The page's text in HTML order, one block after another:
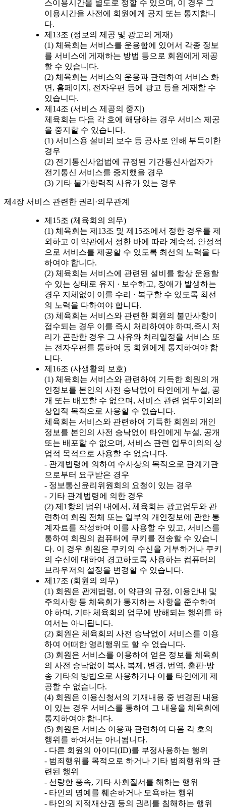
스이용시간을 별도로 정할 수 있으며, 이 경우 그
이용시간을 사전에 회원에게 공지 또는 통지합니
다.
제13조 (정보의 제공 및 광고의 게재)
(1) 체육회는 서비스를 운용함에 있어서 각종 정보
를 서비스에 게재하는 방법 등으로 회원에게 제공
할 수 있습니다.
(2) 체육회는 서비스의 운용과 관련하여 서비스 화
면, 홈페이지, 전자우편 등에 광고 등을 게재할 수
있습니다.
제14조 (서비스 제공의 중지)
체육회는 다음 각 호에 해당하는 경우 서비스 제공
을 중지할 수 있습니다.
(1) 서비스용 설비의 보수 등 공사로 인해 부득이한
경우
(2) 전기통신사업법에 규정된 기간통신사업자가
전기통신 서비스를 중지했을 경우
(3) 기타 불가항력적 사유가 있는 경우
제4장 서비스 관련한 권리·의무관계
제15조 (체육회의 의무)
(1) 체육회는 제13조 및 제15조에서 정한 경우를 제
외하고 이 약관에서 정한 바에 따라 계속적, 안정적
으로 서비스를 제공할 수 있도록 최선의 노력을 다
하여야 합니다.
(2) 체육회는 서비스에 관련된 설비를 항상 운용할
수 있는 상태로 유지 · 보수하고, 장애가 발생하는
경우 지체없이 이를 수리 · 복구할 수 있도록 최선
의 노력을 다하여야 합니다.
(3) 체육회는 서비스와 관련한 회원의 불만사항이
접수되는 경우 이를 즉시 처리하여야 하며,즉시 처
리가 곤란한 경우 그 사유와 처리일정을 서비스 또
는 전자우편를 통하여 동 회원에게 통지하여야 합
니다.
제16조 (사생활의 보호)
(1) 체육회는 서비스와 관련하여 기득한 회원의 개
인정보를 본인의 사전 승낙없이 타인에게 누설, 공
개 또는 배포할 수 없으며, 서비스 관련 업무이외의
상업적 목적으로 사용할 수 없습니다.
체육회는 서비스와 관련하여 기득한 회원의 개인
정보를 본인의 사전 승낙없이 타인에게 누설, 공개
또는 배포할 수 없으며, 서비스 관련 업무이외의 상
업적 목적으로 사용할 수 없습니다.
- 관계법령에 의하여 수사상의 목적으로 관계기관
으로부터 요구받은 경우
- 정보통신윤리위원회의 요청이 있는 경우
- 기타 관계법령에 의한 경우
(2) 제1항의 범위 내에서, 체육회는 광고업무와 관
련하여 회원 전체 또는 일부의 개인정보에 관한 통
계자료를 작성하여 이를 사용할 수 있고, 서비스를
통하여 회원의 컴퓨터에 쿠키를 전송할 수 있습니
다. 이 경우 회원은 쿠키의 수신을 거부하거나 쿠키
의 수신에 대하여 경고하도록 사용하는 컴퓨터의
브라우저의 설정을 변경할 수 있습니다.
제17조 (회원의 의무)
(1) 회원은 관계법령, 이 약관의 규정, 이용안내 및
주의사항 등 체육회가 통지하는 사항을 준수하여
야 하며, 기타 체육회의 업무에 방해되는 행위를 하
여서는 아니됩니다.
(2) 회원은 체육회의 사전 승낙없이 서비스를 이용
하여 어떠한 영리행위도 할 수 없습니다.
(3) 회원은 서비스를 이용하여 얻은 정보를 체육회
의 사전 승낙없이 복사, 복제, 변경, 번역, 출판·방
송 기타의 방법으로 사용하거나 이를 타인에게 제
공할 수 없습니다.
(4) 회원은 이용신청서의 기재내용 중 변경된 내용
이 있는 경우 서비스를 통하여 그 내용을 체육회에
통지하여야 합니다.
(5) 회원은 서비스 이용과 관련하여 다음 각 호의
행위를 하여서는 아니됩니다.
- 다른 회원의 아이디(ID)를 부정사용하는 행위
- 범죄행위를 목적으로 하거나 기타 범죄행위와 관
련된 행위
- 선량한 풍속, 기타 사회질서를 해하는 행위
- 타인의 명예를 훼손하거나 모욕하는 행위
- 타인의 지적재산권 등의 권리를 침해하는 행위